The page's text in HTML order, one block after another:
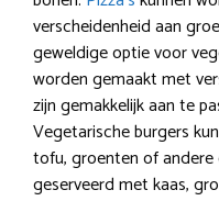
verscheidenheid aan
geweldige optie voor
worden gemaakt met
zijn gemakkelijk aan te
Vegetarische burgers
tofu, groenten of
geserveerd met kaas,